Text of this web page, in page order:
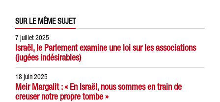
SUR LE MÊME SUJET
7 juillet 2025
Israël, le Parlement examine une loi sur les associations
(jugées indésirables)
18 juin 2025
Meir Margalit : « En Israël, nous sommes en train de
creuser notre propre tombe »